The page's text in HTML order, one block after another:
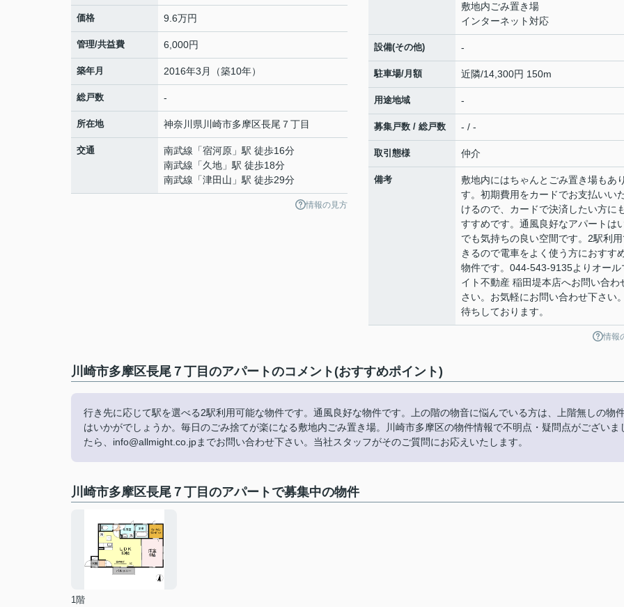
価格 9.6万円
管理/共益費 6,000円
築年月 2016年3月（築10年）
総戸数 -
所在地 神奈川県 川崎市多摩区長尾 ７丁目
交通 南武線 「宿河原 」駅 徒歩16分
南武線 「久地 」駅 徒歩18分
南武線 「津田山 」駅 徒歩29分
情報の見方
敷地内ごみ置き場
インターネット対応
設備(その他) -
駐車場/月額 近隣/14,300円 150m
用途地域 -
募集戸数 / 総戸数 - / -
取引態様 仲介
備考
敷地内にはちゃんとごみ置き場もあ
す。初期費用をカードでお支払いい
けるので、カードで決済したい方に
すすめです。通風良好なアパートは
でも気持ちの良い空間です。2駅利
きるので電車をよく使う方におすす
物件です。044-543-9135よりオール
イト不動産 稲田堤本店へお問い合わ
さい。お気軽にお問い合わせ下さい
待ちしております。
情報
川崎市多摩区長尾７丁目のアパートのコメント(おすすめポイント)
行き先に応じて駅を選べる2駅利用可能な物件です。通風良好な物件です。上の階の物音に悩んでいる方は、上階無しの物
はいかがでしょうか。毎日のごみ捨てが楽になる敷地内ごみ置き場。川崎市多摩区の物件情報で不明点・疑問点がございま
たら、info@allmight.co.jpまでお問い合わせ下さい。当社スタッフがそのご質問にお応えいたします。
川崎市多摩区長尾７丁目のアパートで募集中の物件
1階